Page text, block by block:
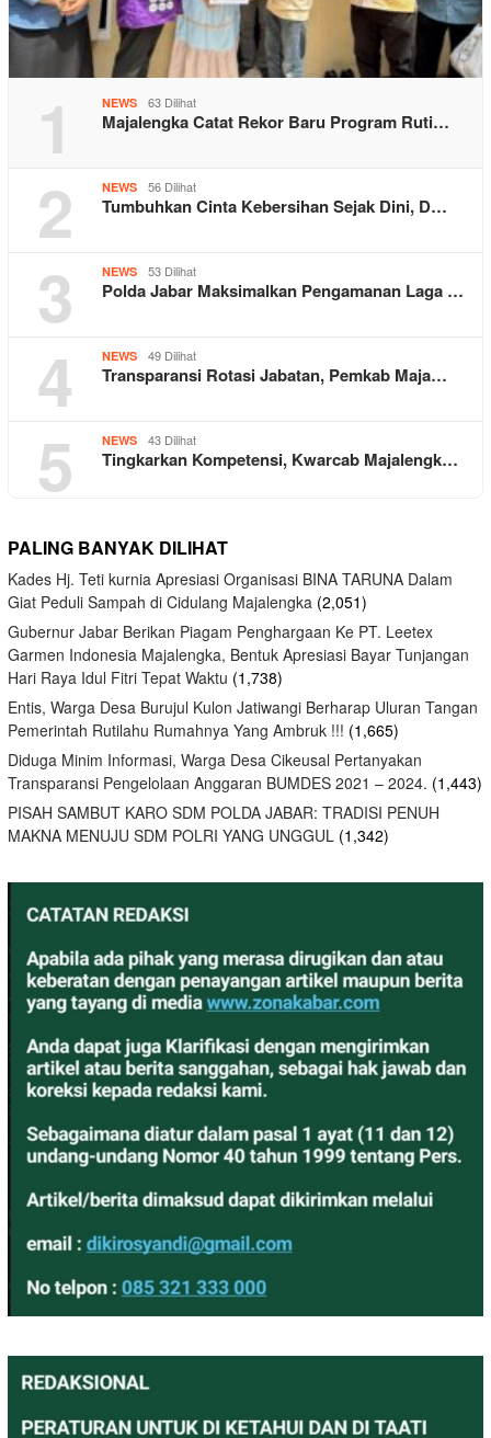
1 NEWS 63 Dilihat
Majalengka Catat Rekor Baru Program Ruti…
2 NEWS 56 Dilihat
Tumbuhkan Cinta Kebersihan Sejak Dini, D…
3 NEWS 53 Dilihat
Polda Jabar Maksimalkan Pengamanan Laga …
4 NEWS 49 Dilihat
Transparansi Rotasi Jabatan, Pemkab Maja…
5 NEWS 43 Dilihat
Tingkarkan Kompetensi, Kwarcab Majalengk…
PALING BANYAK DILIHAT
Kades Hj. Teti kurnia Apresiasi Organisasi BINA TARUNA Dalam
Giat Peduli Sampah di Cidulang Majalengka (2,051)
Gubernur Jabar Berikan Piagam Penghargaan Ke PT. Leetex
Garmen Indonesia Majalengka, Bentuk Apresiasi Bayar Tunjangan
Hari Raya Idul Fitri Tepat Waktu (1,738)
Entis, Warga Desa Burujul Kulon Jatiwangi Berharap Uluran Tangan
Pemerintah Rutilahu Rumahnya Yang Ambruk !!! (1,665)
Diduga Minim Informasi, Warga Desa Cikeusal Pertanyakan
Transparansi Pengelolaan Anggaran BUMDES 2021 – 2024. (1,443)
PISAH SAMBUT KARO SDM POLDA JABAR: TRADISI PENUH
MAKNA MENUJU SDM POLRI YANG UNGGUL (1,342)